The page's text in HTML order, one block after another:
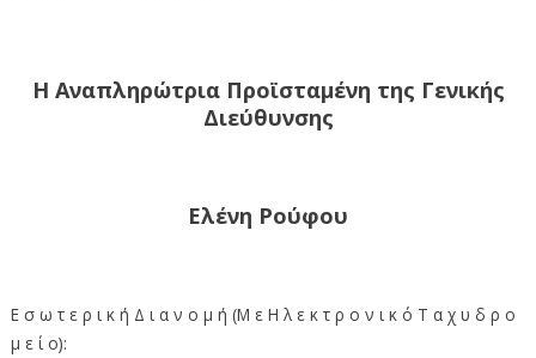
Η Αναπληρώτρια Προϊσταμένη της Γενικής
Διεύθυνσης
Ελένη Ρούφου
Ε σ ω τ ε ρ ι κ ή Δ ι α ν ο μ ή (Μ ε Η λ ε κ τ ρ ο ν ι κ ό Τ α χ υ δ ρ ο
μ ε ί ο):